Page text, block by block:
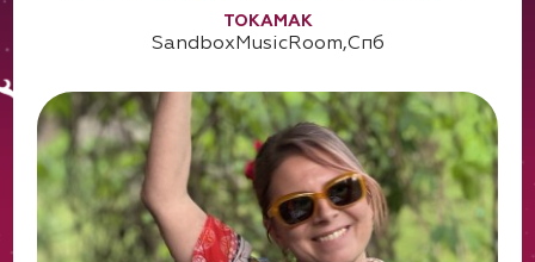
TOKAMAK
SandboxMusicRoom,Спб